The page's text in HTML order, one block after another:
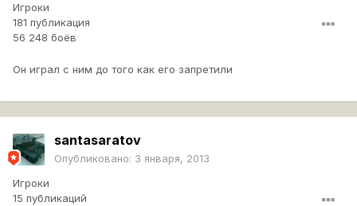
Игроки
181 публикация
56 248 боёв
Он играл с ним до того как его запретили
santasaratov
Опубликовано: 3 января, 2013
Игроки
15 публикаций